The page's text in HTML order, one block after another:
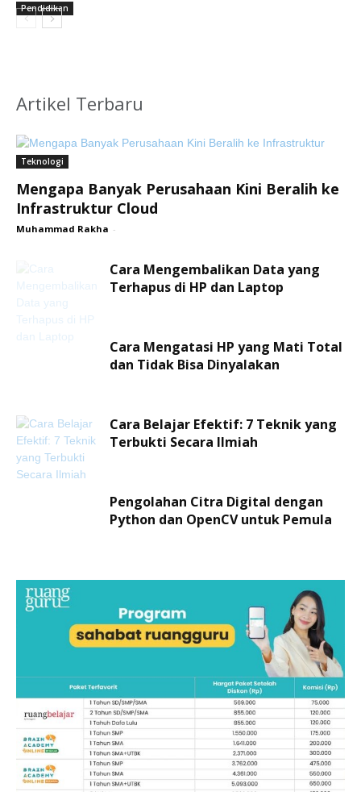
Pendidikan
Artikel Terbaru
Teknologi
Mengapa Banyak Perusahaan Kini Beralih ke
Infrastruktur Cloud
Muhammad Rakha -
Cara Mengembalikan Data yang
Terhapus di HP dan Laptop
Cara Mengatasi HP yang Mati Total
dan Tidak Bisa Dinyalakan
Cara Belajar Efektif: 7 Teknik yang
Terbukti Secara Ilmiah
Pengolahan Citra Digital dengan
Python dan OpenCV untuk Pemula